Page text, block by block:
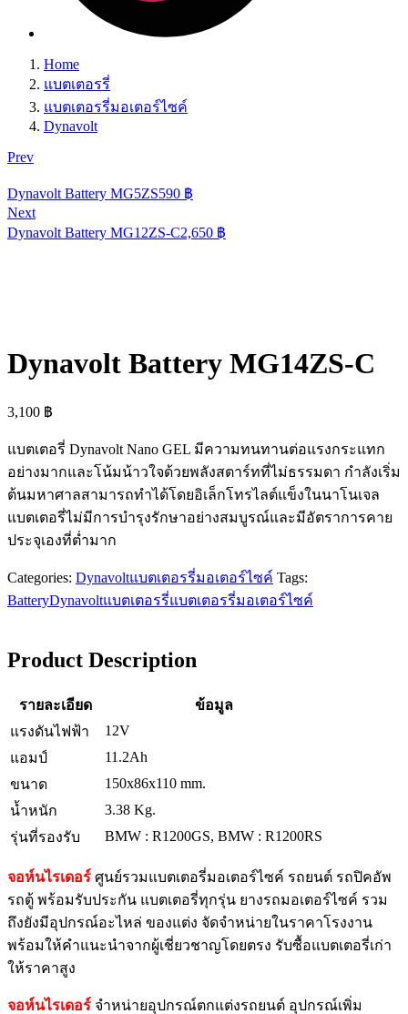
Home
แบตเตอรรี่
แบตเตอรรี่มอเตอร์ไซค์
Dynavolt
Prev
Dynavolt Battery MG5ZS590 ฿
Next
Dynavolt Battery MG12ZS-C2,650 ฿
Dynavolt Battery MG14ZS-C
3,100 ฿
แบตเตอรี่ Dynavolt Nano GEL มีความทนทานต่อแรงกระแทก
อย่างมากและโน้มน้าวใจด้วยพลังสตาร์ทที่ไม่ธรรมดา กำลังเริ่ม
ต้นมหาศาลสามารถทำได้โดยอิเล็กโทรไลต์แข็งในนาโนเจล
แบตเตอรี่ไม่มีการบำรุงรักษาอย่างสมบูรณ์และมีอัตราการคาย
ประจุเองที่ต่ำมาก
Categories: Dynavoltแบตเตอรรี่มอเตอร์ไซค์ Tags:
BatteryDynavoltแบตเตอรรี่แบตเตอรรี่มอเตอร์ไซค์
Product Description
รายละเอียด
ข้อมูล
แรงดันไฟฟ้า
12V
แอมป์
11.2Ah
ขนาด
150x86x110 mm.
น้ำหนัก
3.38 Kg.
รุ่นที่รองรับ
BMW : R1200GS, BMW : R1200RS
จอห์นไรเดอร์ ศูนย์รวมแบตเตอรี่มอเตอร์ไซค์ รถยนต์ รถปิคอัพ
รถตู้ พร้อมรับประกัน แบตเตอรี่ทุกรุ่น ยางรถมอเตอร์ไซค์ รวม
ถึงยังมีอุปกรณ์อะไหล่ ของแต่ง จัดจำหน่ายในราคาโรงงาน
พร้อมให้คำแนะนำจากผู้เชี่ยวชาญโดยตรง รับซื้อแบตเตอรี่เก่า
ให้ราคาสูง
จอห์นไรเดอร์ จำหน่ายอุปกรณ์ตกแต่งรถยนต์ อุปกรณ์เพิ่ม